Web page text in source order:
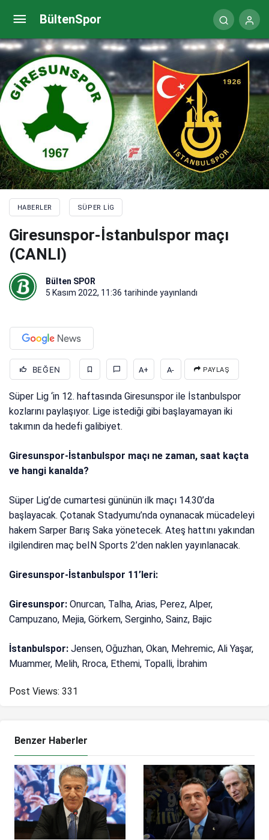
BültenSpor
HABERLER SÜPER LIG
Giresunspor-İstanbulspor maçı
(CANLI)
Bülten SPOR
5 Kasım 2022, 11:36 tarihinde yayınlandı
BEĞEN A+ A- PAYLAŞ
Süper Lig ‘in 12. haftasında Giresunspor ile İstanbulspor
kozlarını paylaşıyor. Lige istediği gibi başlayamayan iki
takımın da hedefi galibiyet.
Giresunspor-İstanbulspor maçı ne zaman, saat kaçta
ve hangi kanalda?
Süper Lig’de cumartesi gününün ilk maçı 14.30’da
başlayacak. Çotanak Stadyumu’nda oynanacak mücadeleyi
hakem Sarper Barış Saka yönetecek. Ateş hattını yakından
ilgilendiren maç beIN Sports 2’den naklen yayınlanacak.
Giresunspor-İstanbulspor 11’leri:
Giresunspor:Onurcan, Talha, Arias, Perez, Alper,
Campuzano, Mejia, Görkem, Serginho, Sainz, Bajic
İstanbulspor:Jensen, Oğuzhan, Okan, Mehremic, Ali Yaşar,
Muammer, Melih, Rroca, Ethemi, Topalli, İbrahim
Post Views: 331
Benzer Haberler
Giresunspor-İstanbulspor maçı ne zaman, saat
kaçta ve hangi kanalda?